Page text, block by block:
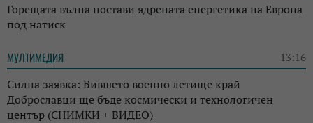
Горещата вълна постави ядрената енергетика на Европа
под натиск
МУЛТИМЕДИЯ 13:16
Силна заявка: Бившето военно летище край
Доброславци ще бъде космически и технологичен
център (СНИМКИ + ВИДЕО)